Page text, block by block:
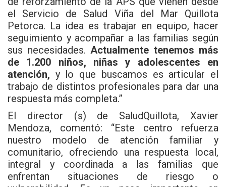
el Servicio de Salud Viña del Mar Quillota
Petorca. La idea es trabajar en equipo, hacer
seguimiento y acompañar a las familias según
sus necesidades. Actualmente tenemos más
de 1.200 niños, niñas y adolescentes en
atención, y lo que buscamos es articular el
trabajo de distintos profesionales para dar una
respuesta más completa.”
El director (s) de SaludQuillota, Xavier
Mendoza, comentó: “Este centro refuerza
nuestro modelo de atención familiar y
comunitario, ofreciendo una respuesta local,
integral y coordinada a las familias que
enfrentan situaciones de riesgo o